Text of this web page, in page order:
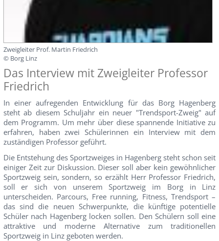
Zweigleiter Prof. Martin Friedrich
© Borg Linz
Das Interview mit Zweigleiter Professor
Friedrich
In einer aufregenden Entwicklung für das Borg Hagenberg
steht ab diesem Schuljahr ein neuer "Trendsport-Zweig" auf
dem Programm. Um mehr über diese spannende Initiative zu
erfahren, haben zwei Schülerinnen ein Interview mit dem
zuständigen Professor geführt.
Die Entstehung des Sportzweiges in Hagenberg steht schon seit
einiger Zeit zur Diskussion. Dieser soll aber kein gewöhnlicher
Sportzweig sein, sondern, so erzählt Herr Professor Friedrich,
soll er sich von unserem Sportzweig im Borg in Linz
unterscheiden. Parcours, Free running, Fitness, Trendsport –
das sind die neuen Schwerpunkte, die künftige potentielle
Schüler nach Hagenberg locken sollen. Den Schülern soll eine
attraktive und moderne Alternative zum traditionellen
Sportzweig in Linz geboten werden.